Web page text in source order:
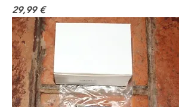
Prix
29,99 €